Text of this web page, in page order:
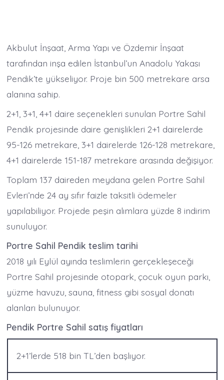
Akbulut İnşaat, Arma Yapı ve Özdemir İnşaat
tarafından inşa edilen İstanbul’un Anadolu Yakası
Pendik’te yükseliyor. Proje bin 500 metrekare arsa
alanına sahip.
2+1, 3+1, 4+1 daire seçenekleri sunulan Portre Sahil
Pendik projesinde daire genişlikleri 2+1 dairelerde
95-126 metrekare, 3+1 dairelerde 126-128 metrekare,
4+1 dairelerde 151-187 metrekare arasında değişiyor.
Toplam 137 daireden meydana gelen Portre Sahil
Evleri’nde 24 ay sıfır faizle taksitli ödemeler
yapılabiliyor. Projede peşin alımlara yüzde 8 indirim
sunuluyor.
Portre Sahil Pendik teslim tarihi
2018 yılı Eylül ayında teslimlerin gerçekleşeceği
Portre Sahil projesinde otopark, çocuk oyun parkı,
yüzme havuzu, sauna, fitness gibi sosyal donatı
alanları bulunuyor.
Pendik Portre Sahil satış fiyatları
2+1’lerde 518 bin TL’den başlıyor.